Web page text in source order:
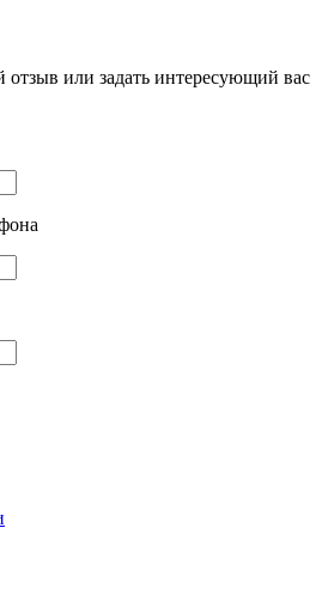
отзыв или задать интересующий вас